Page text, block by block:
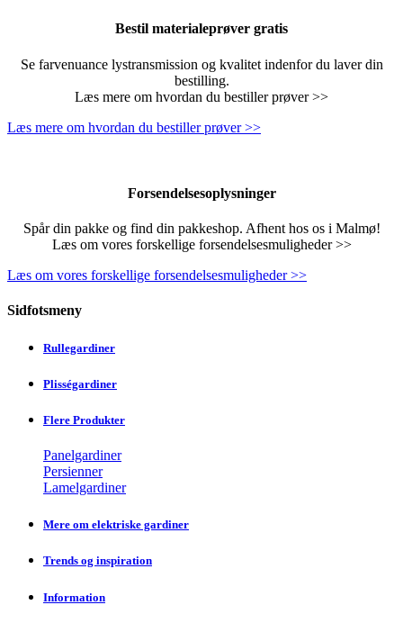
Bestil materialeprøver gratis
Se farvenuance lystransmission og kvalitet indenfor du laver din
bestilling.
Læs mere om hvordan du bestiller prøver >>
Læs mere om hvordan du bestiller prøver >>
Forsendelsesoplysninger
Spår din pakke og find din pakkeshop. Afhent hos os i Malmø!
Læs om vores forskellige forsendelsesmuligheder >>
Læs om vores forskellige forsendelsesmuligheder >>
Sidfotsmeny
Rullegardiner
Plisségardiner
Flere Produkter
Panelgardiner
Persienner
Lamelgardiner
Mere om elektriske gardiner
Trends og inspiration
Information